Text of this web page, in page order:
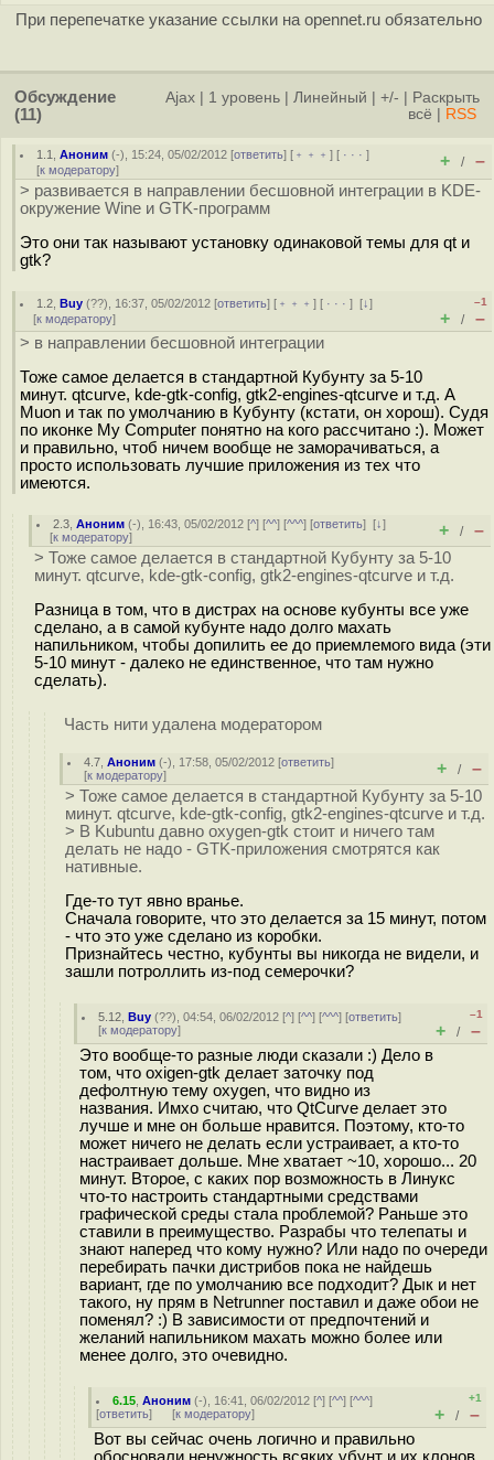
При перепечатке указание ссылки на opennet.ru обязательно
Обсуждение
(11)
Ajax 1 уровень Линейный +/-
Раскрыть
всё
RSS
1.1 ,Аноним (-), 15:24, 05/02/2012 [ответить] [ ﹢﹢﹢] [ · · ·]
[к модератору] + / –
> развивается в направлении бесшовной интеграции в KDE-
окружение Wine и GTK-программ
Это они так называют установку одинаковой темы для qt и
gtk?
1.2 ,Buy (??), 16:37, 05/02/2012 [ответить] [ ﹢﹢﹢] [ · · ·][↓]
[к модератору]
–1
+ / –
> в направлении бесшовной интеграции
Тоже самое делается в стандартной Кубунту за 5-10
минут. qtcurve, kde-gtk-config, gtk2-engines-qtcurve и т.д. А
Muon и так по умолчанию в Кубунту (кстати, он хорош). Судя
по иконке My Computer понятно на кого рассчитано :). Может
и правильно, чтоб ничем вообще не заморачиваться, а
просто использовать лучшие приложения из тех что
имеются.
2.3 ,Аноним (-), 16:43, 05/02/2012 [^] [^^] [^^^] [ответить][↓]
[к модератору] + / –
> Тоже самое делается в стандартной Кубунту за 5-10
минут. qtcurve, kde-gtk-config, gtk2-engines-qtcurve и т.д.
Разница в том, что в дистрах на основе кубунты все уже
сделано, а в самой кубунте надо долго махать
напильником, чтобы допилить ее до приемлемого вида (эти
5-10 минут - далеко не единственное, что там нужно
сделать).
Часть нити удалена модератором
4.7 ,Аноним (-), 17:58, 05/02/2012 [ответить]
[к модератору] + / –
> Тоже самое делается в стандартной Кубунту за 5-10
минут. qtcurve, kde-gtk-config, gtk2-engines-qtcurve и т.д.
> В Kubuntu давно oxygen-gtk стоит и ничего там
делать не надо - GTK-приложения смотрятся как
нативные.
Где-то тут явно вранье.
Сначала говорите, что это делается за 15 минут, потом
- что это уже сделано из коробки.
Признайтесь честно, кубунты вы никогда не видели, и
зашли потроллить из-под семерочки?
5.12 ,Buy (??), 04:54, 06/02/2012 [^] [^^] [^^^] [ответить]
[к модератору]
–1
+ / –
Это вообще-то разные люди сказали :) Дело в
том, что oxigen-gtk делает заточку под
дефолтную тему oxygen, что видно из
названия. Имхо считаю, что QtCurve делает это
лучше и мне он больше нравится. Поэтому, кто-то
может ничего не делать если устраивает, а кто-то
настраивает дольше. Мне хватает ~10, хорошо... 20
минут. Второе, с каких пор возможность в Линукс
что-то настроить стандартными средствами
графической среды стала проблемой? Раньше это
ставили в преимущество. Разрабы что телепаты и
знают наперед что кому нужно? Или надо по очереди
перебирать пачки дистрибов пока не найдешь
вариант, где по умолчанию все подходит? Дык и нет
такого, ну прям в Netrunner поставил и даже обои не
поменял? :) В зависимости от предпочтений и
желаний напильником махать можно более или
менее долго, это очевидно.
6.15 ,Аноним (-), 16:41, 06/02/2012 [^] [^^] [^^^]
[ответить] [к модератору]
+1
+ / –
Вот вы сейчас очень логично и правильно